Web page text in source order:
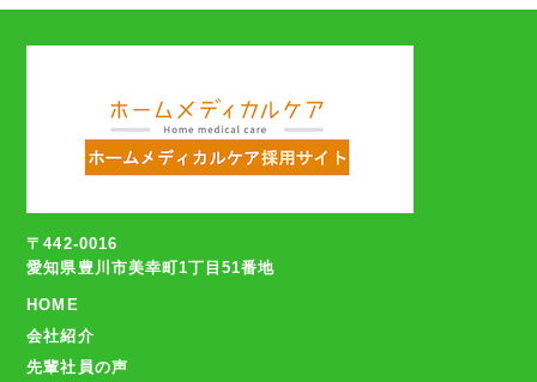
〒442-0016
愛知県豊川市美幸町1丁目51番地
HOME
会社紹介
先輩社員の声